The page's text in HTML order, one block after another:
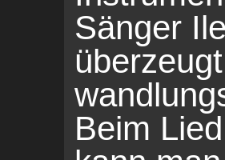
Sänger
Beim